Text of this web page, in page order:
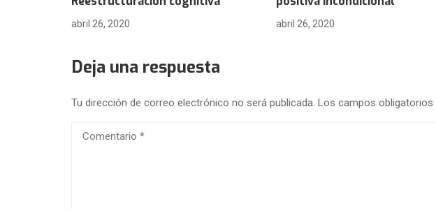
abril 26, 2020 abril 26, 2020
Deja una respuesta
Tu dirección de correo electrónico no será publicada. Los campos